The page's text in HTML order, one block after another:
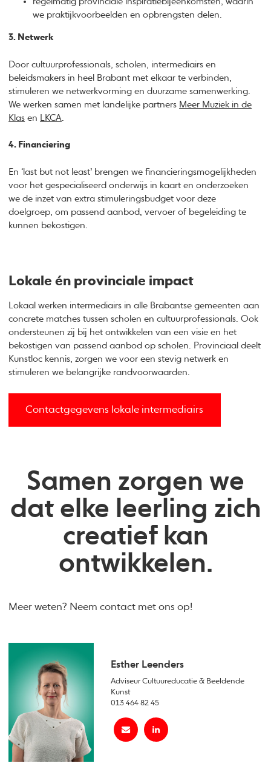
we praktijkvoorbeelden en opbrengsten delen.
3. Netwerk
Door cultuurprofessionals, scholen, intermediairs en
beleidsmakers in heel Brabant met elkaar te verbinden,
stimuleren we netwerkvorming en duurzame samenwerking.
We werken samen met landelijke partners Meer Muziek in de
Klas en LKCA
4. Financiering
En ‘last but not least’ brengen we financieringsmogelijkheden
voor het gespecialiseerd onderwijs in kaart en onderzoeken
we de inzet van extra stimuleringsbudget voor deze
doelgroep, om passend aanbod, vervoer of begeleiding te
kunnen bekostigen.
Lokale én provinciale impact
Lokaal werken intermediairs in alle Brabantse gemeenten aan
concrete matches tussen scholen en cultuurprofessionals. Ook
ondersteunen zij bij het ontwikkelen van een visie en het
bekostigen van passend aanbod op scholen. Provinciaal deelt
Kunstloc kennis, zorgen we voor een stevig netwerk en
stimuleren we belangrijke randvoorwaarden.
Contactgegevens lokale intermediairs
Samen zorgen we
dat elke leerling zich
creatief kan
ontwikkelen.
Meer weten? Neem contact met ons op!
Esther Leenders
Adviseur Cultuureducatie & Beeldende
Kunst
013 464 82 45